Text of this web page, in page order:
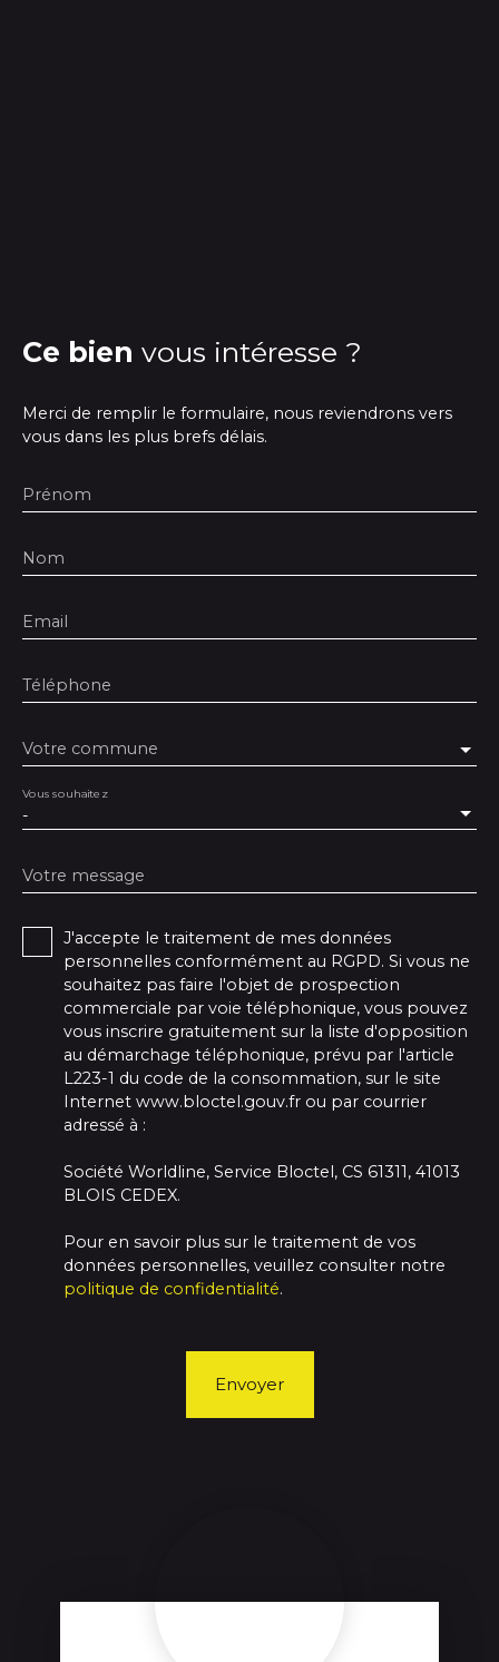
Ce bien vous intéresse ?
Merci de remplir le formulaire, nous reviendrons vers
vous dans les plus brefs délais.
Prénom
Nom
Email
Téléphone
Votre commune
-
Vous souhaitez
Votre message
J'accepte le traitement de mes données
personnelles conformément au RGPD. Si vous ne
souhaitez pas faire l'objet de prospection
commerciale par voie téléphonique, vous pouvez
vous inscrire gratuitement sur la liste d'opposition
au démarchage téléphonique, prévu par l'article
L223-1 du code de la consommation, sur le site
Internet www.bloctel.gouv.fr ou par courrier
adressé à :
Société Worldline, Service Bloctel, CS 61311, 41013
BLOIS CEDEX.
Pour en savoir plus sur le traitement de vos
données personnelles, veuillez consulter notre
politique de confidentialité.
Envoyer